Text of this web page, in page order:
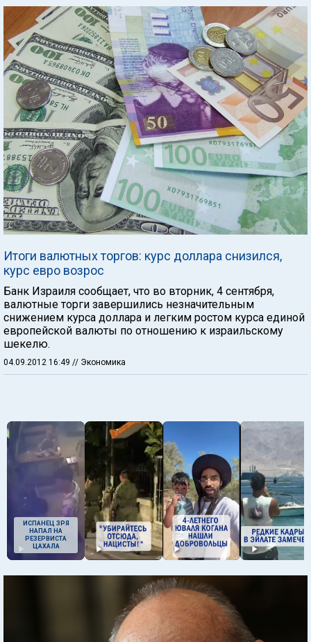
Итоги валютных торгов: курс доллара снизился,
курс евро возрос
Банк Израиля сообщает, что во вторник, 4 сентября,
валютные торги завершились незначительным
снижением курса доллара и легким ростом курса единой
европейской валюты по отношению к израильскому
шекелю.
04.09.2012 16:49 // Экономика
ИСПАНЕЦ ЗРЯ
НАПАЛ НА
РЕЗЕРВИСТА
ЦАХАЛА